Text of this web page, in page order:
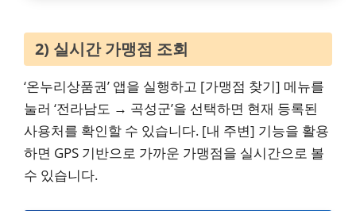
2) 실시간 가맹점 조회
‘온누리상품권’ 앱을 실행하고 [가맹점 찾기] 메뉴를
눌러 ‘전라남도 → 곡성군’을 선택하면 현재 등록된
사용처를 확인할 수 있습니다. [내 주변] 기능을 활용
하면 GPS 기반으로 가까운 가맹점을 실시간으로 볼
수 있습니다.